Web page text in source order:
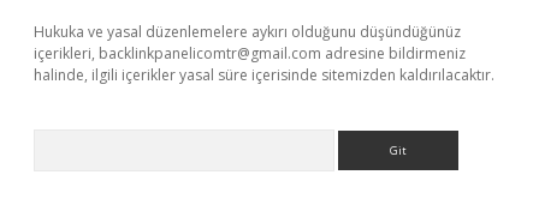
Hukuka ve yasal düzenlemelere aykırı olduğunu düşündüğünüz
içerikleri, backlinkpanelicomtr@gmail.com adresine bildirmeniz
halinde, ilgili içerikler yasal süre içerisinde sitemizden kaldırılacaktır.